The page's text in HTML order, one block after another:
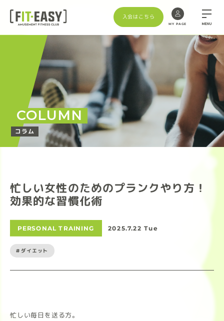
入会はこちら
MY PAGE MENU
COLUMN
コラム
忙しい女性のためのプランクやり方！
効果的な習慣化術
PERSONAL TRAINING 2025.7.22 Tue
#ダイエット
忙しい毎日を送る方。